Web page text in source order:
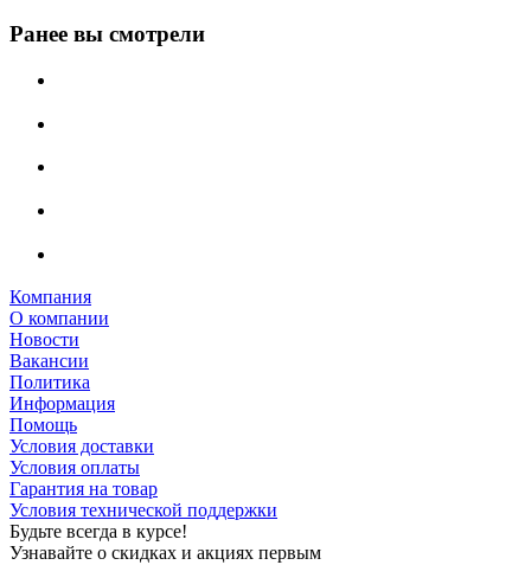
Ранее вы смотрели
Компания
О компании
Новости
Вакансии
Политика
Информация
Помощь
Условия доставки
Условия оплаты
Гарантия на товар
Условия технической поддержки
Будьте всегда в курсе!
Узнавайте о скидках и акциях первым